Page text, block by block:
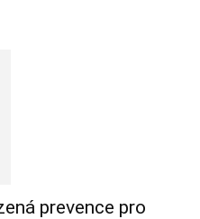
prevence pro